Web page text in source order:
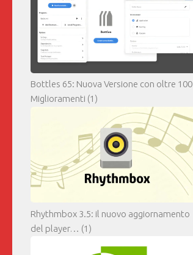
Bottles 65: Nuova Versione con oltre 100
Miglioramenti (1)
Rhythmbox 3.5: il nuovo aggiornamento
del player… (1)